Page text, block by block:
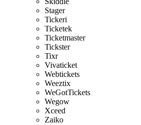
Stager
Tickeri
Ticketek
Ticketmaster
Tickster
Tixr
Vivaticket
Webtickets
Weeztix
WeGotTickets
Wegow
Xceed
Zaiko